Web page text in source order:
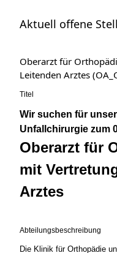
Aktuell offene
Oberarzt für
Leitenden Arztes
Titel
Wir suchen für
Unfallchirurgie zum
Oberarzt für
mit
Arztes
Abteilungsbeschreibung
Die Klinik für Orthopädie